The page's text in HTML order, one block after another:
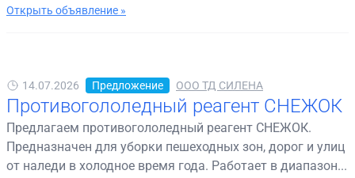
Открыть объявление »
14.07.2026 Предложение ООО ТД СИЛЕНА
Противогололедный реагент СНЕЖОК
Предлагаем противогололедный реагент СНЕЖОК.
Предназначен для уборки пешеходных зон, дорог и улиц
от наледи в холодное время года. Работает в диапазон...